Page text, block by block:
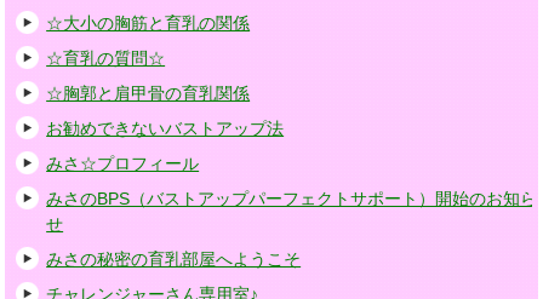
☆大小の胸筋と育乳の関係
☆育乳の質問☆
☆胸郭と肩甲骨の育乳関係
お勧めできないバストアップ法
みさ☆プロフィール
みさのBPS（バストアップパーフェクトサポート）開始のお知ら
せ
みさの秘密の育乳部屋へようこそ
チャレンジャーさん専用室♪